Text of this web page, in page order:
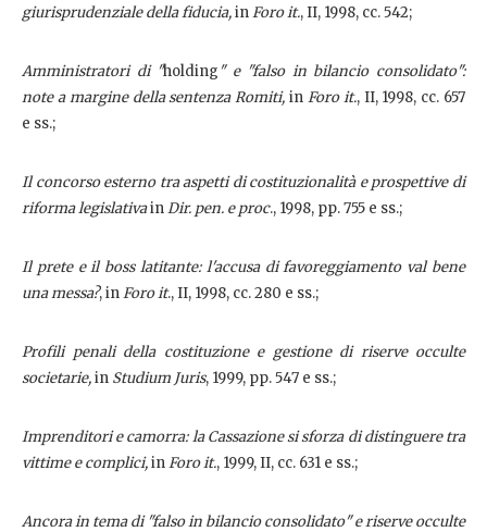
giurisprudenziale della fiducia,inForo it., II, 1998, cc. 542;
Amministratori di "holding" e "falso in bilancio consolidato":
note a margine della sentenza Romiti, in Foro it., II, 1998, cc. 657
e ss.;
Il concorso esterno tra aspetti di costituzionalità e prospettive di
riforma legislativainDir. pen. e proc., 1998, pp. 755 e ss.;
Il prete e il boss latitante: l'accusa di favoreggiamento val bene
una messa?, inForo it., II, 1998, cc. 280 e ss.;
Profili penali della costituzione e gestione di riserve occulte
societarie,in Studium Juris, 1999, pp. 547 e ss.;
Imprenditori e camorra: la Cassazione si sforza di distinguere tra
vittime e complici,inForo it., 1999, II, cc. 631 e ss.;
Ancora in tema di "falso in bilancio consolidato" e riserve occulte